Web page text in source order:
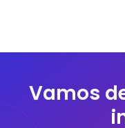
Vamos